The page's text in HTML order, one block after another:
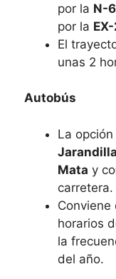
por la N-
por la
El
unas 2
Autobús
La
Mata y
carretera.
Conviene
horarios
la
del año.